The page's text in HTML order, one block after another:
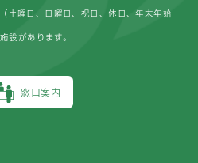
窓口案内
土曜日、日曜日、祝日、休日、年末年始
設があります。